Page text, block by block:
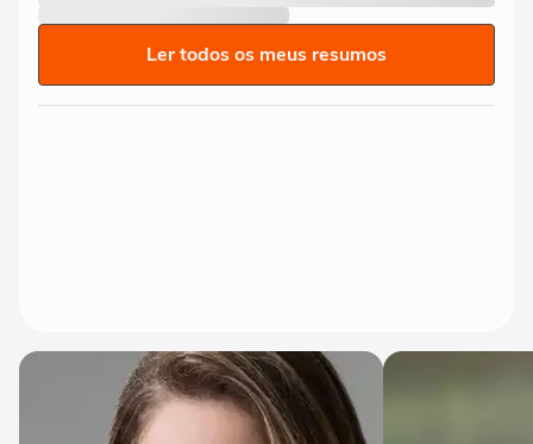
Ler todos os meus resumos